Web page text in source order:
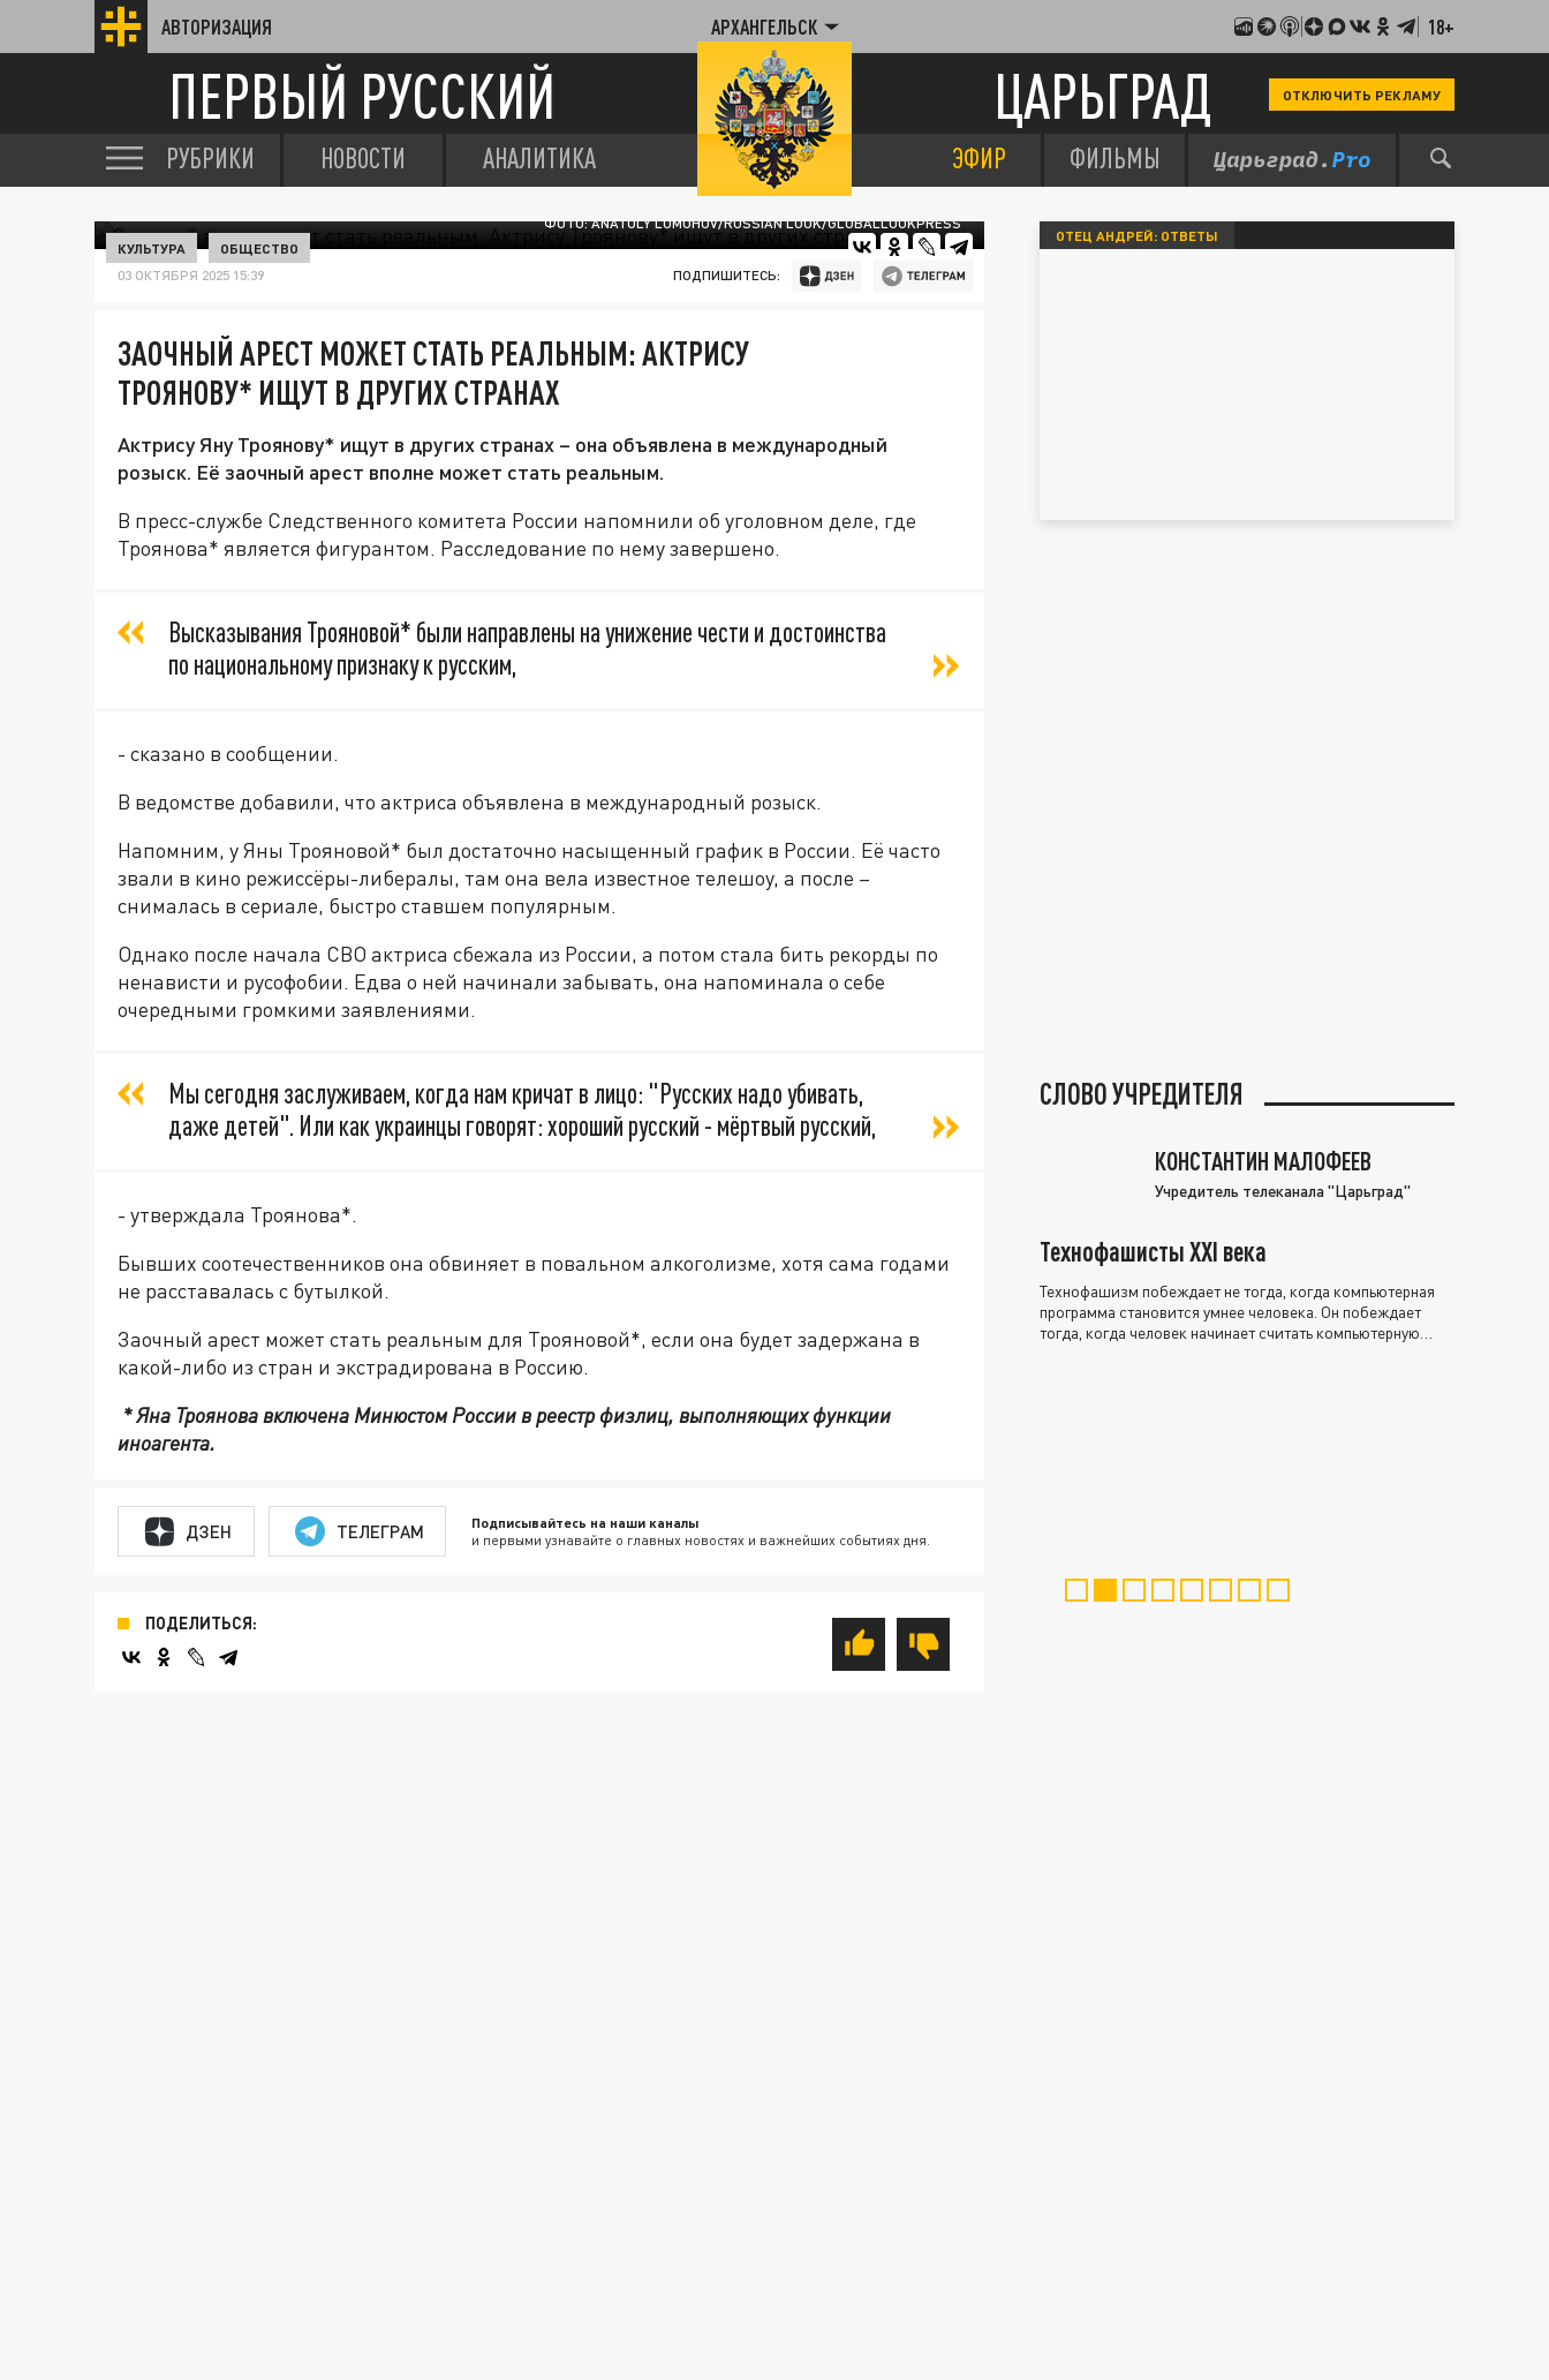
АВТОРИЗАЦИЯ АРХАНГЕЛЬСК 18+
ПЕРВЫЙ РУССКИЙ ЦАРЬГРАД ОТКЛЮЧИТЬ РЕКЛАМУ
РУБРИКИ НОВОСТИ АНАЛИТИКА ЭФИР ФИЛЬМЫ
ФОТО: ANATOLY LOMOHOV/RUSSIAN LOOK/GLOBALLOOKPRESS
КУЛЬТУРА ОБЩЕСТВО
03 ОКТЯБРЯ 2025 15:39 ПОДПИШИТЕСЬ:
ЗАОЧНЫЙ АРЕСТ МОЖЕТ СТАТЬ РЕАЛЬНЫМ: АКТРИСУ
ТРОЯНОВУ* ИЩУТ В ДРУГИХ СТРАНАХ
Актрису Яну Троянову* ищут в других странах – она объявлена в международный
розыск. Её заочный арест вполне может стать реальным.
В пресс-службе Следственного комитета России напомнили об уголовном деле, где
Троянова* является фигурантом. Расследование по нему завершено.
Высказывания Трояновой* были направлены на унижение чести и достоинства
по национальному признаку к русским,
- сказано в сообщении.
В ведомстве добавили, что актриса объявлена в международный розыск.
Напомним, у Яны Трояновой* был достаточно насыщенный график в России. Её часто
звали в кино режиссёры-либералы, там она вела известное телешоу, а после –
снималась в сериале, быстро ставшем популярным.
Однако после начала СВО актриса сбежала из России, а потом стала бить рекорды по
ненависти и русофобии. Едва о ней начинали забывать, она напоминала о себе
очередными громкими заявлениями.
Мы сегодня заслуживаем, когда нам кричат в лицо: "Русских надо убивать,
даже детей". Или как украинцы говорят: хороший русский - мёртвый русский,
- утверждала Троянова*.
Бывших соотечественников она обвиняет в повальном алкоголизме, хотя сама годами
не расставалась с бутылкой.
Заочный арест может стать реальным для Трояновой*, если она будет задержана в
какой-либо из стран и экстрадирована в Россию.
* Яна Троянова включена Минюстом России в реестр физлиц, выполняющих функции
иноагента.
ДЗЕН ТЕЛЕГРАМ Подписывайтесь на наши каналы
и первыми узнавайте о главных новостях и важнейших событиях дня.
ПОДЕЛИТЬСЯ:
ОТЕЦ АНДРЕЙ: ОТВЕТЫ
СЛОВО УЧРЕДИТЕЛЯ
КОНСТАНТИН МАЛОФЕЕВ
Учредитель телеканала "Царьград"
Технофашисты XXI века
Технофашизм побеждает не тогда, когда компьютерная
программа становится умнее человека. Он побеждает
тогда, когда человек начинает считать компьютерную